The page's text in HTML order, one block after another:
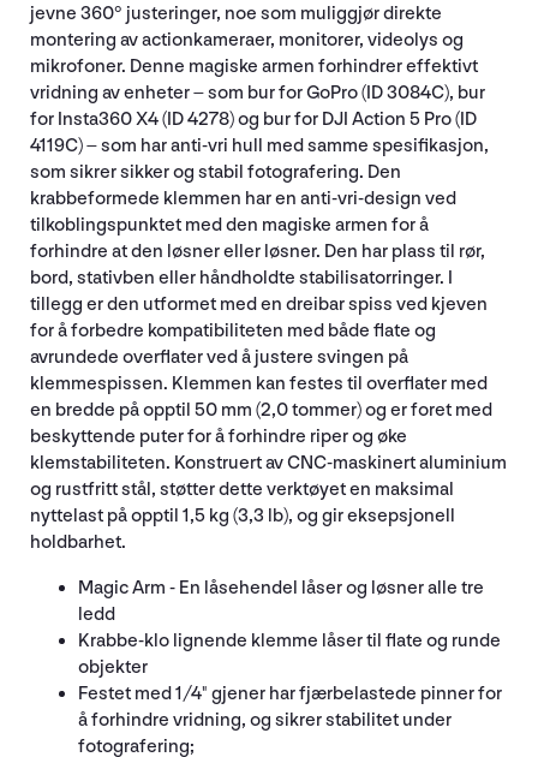
jevne 360° justeringer, noe som muliggjør direkte
montering av actionkameraer, monitorer, videolys og
mikrofoner. Denne magiske armen forhindrer effektivt
vridning av enheter – som bur for GoPro (ID 3084C), bur
for Insta360 X4 (ID 4278) og bur for DJI Action 5 Pro (ID
4119C) – som har anti-vri hull med samme spesifikasjon,
som sikrer sikker og stabil fotografering. Den
krabbeformede klemmen har en anti-vri-design ved
tilkoblingspunktet med den magiske armen for å
forhindre at den løsner eller løsner. Den har plass til rør,
bord, stativben eller håndholdte stabilisatorringer. I
tillegg er den utformet med en dreibar spiss ved kjeven
for å forbedre kompatibiliteten med både flate og
avrundede overflater ved å justere svingen på
klemmespissen. Klemmen kan festes til overflater med
en bredde på opptil 50 mm (2,0 tommer) og er foret med
beskyttende puter for å forhindre riper og øke
klemstabiliteten. Konstruert av CNC-maskinert aluminium
og rustfritt stål, støtter dette verktøyet en maksimal
nyttelast på opptil 1,5 kg (3,3 lb), og gir eksepsjonell
holdbarhet.
Magic Arm - En låsehendel låser og løsner alle tre
ledd
Krabbe-klo lignende klemme låser til flate og runde
objekter
Festet med 1/4" gjener har fjærbelastede pinner for
å forhindre vridning, og sikrer stabilitet under
fotografering;